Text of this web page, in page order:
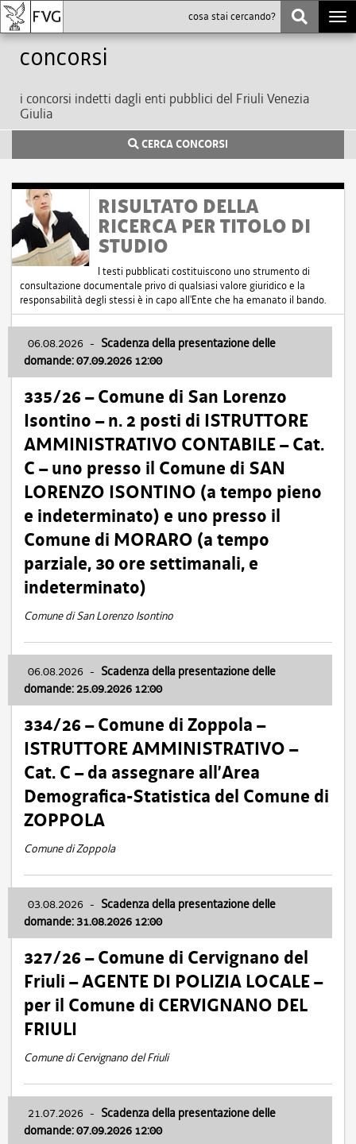
Concorsi
i concorsi indetti dagli enti pubblici del Friuli Venezia
Giulia
CERCA CONCORSI
RISULTATO DELLA
RICERCA PER TITOLO DI
STUDIO
I testi pubblicati costituiscono uno strumento di
consultazione documentale privo di qualsiasi valore giuridico e la
responsabilità degli stessi è in capo all'Ente che ha emanato il bando.
06.08.2026 - Scadenza della presentazione delle
domande: 07.09.2026 12:00
335/26 – Comune di San Lorenzo
Isontino – n. 2 posti di ISTRUTTORE
AMMINISTRATIVO CONTABILE – Cat.
C – uno presso il Comune di SAN
LORENZO ISONTINO (a tempo pieno
e indeterminato) e uno presso il
Comune di MORARO (a tempo
parziale, 30 ore settimanali, e
indeterminato)
Comune di San Lorenzo Isontino
06.08.2026 - Scadenza della presentazione delle
domande: 25.09.2026 12:00
334/26 – Comune di Zoppola –
ISTRUTTORE AMMINISTRATIVO –
Cat. C – da assegnare all’Area
Demografica-Statistica del Comune di
ZOPPOLA
Comune di Zoppola
03.08.2026 - Scadenza della presentazione delle
domande: 31.08.2026 12:00
327/26 – Comune di Cervignano del
Friuli – AGENTE DI POLIZIA LOCALE –
per il Comune di CERVIGNANO DEL
FRIULI
Comune di Cervignano del Friuli
21.07.2026 - Scadenza della presentazione delle
domande: 07.09.2026 12:00